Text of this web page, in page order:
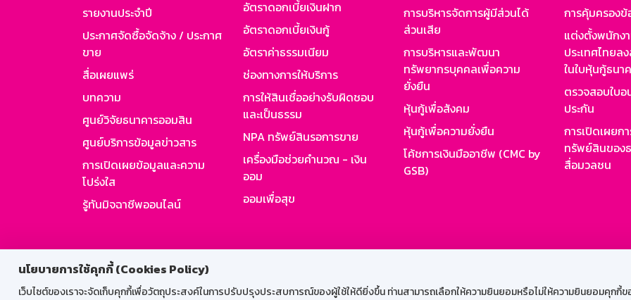
นโยบายการใช้คุกกี้ (Cookies Policy)
เว็บไซต์ของเราจะจัดเก็บคุกกี้เพื่อวัตถุประสงค์ในการปรับปรุงประสบการณ์ของผู้ใช้ให้ดียิ่งขึ้น ท่านสามารถเลือกให้ความยินยอมหรือไม่ให้ความยินยอมคุกกี้ข
รายงานประจำปี
ประกาศจัดซื้อจัดจ้าง / ประกาศ
ขาย
สื่อเผยแพร่
บทความ
ศูนย์วิจัยธนาคารออมสิน
ศูนย์บริการข้อมูลข่าวสาร
การเปิดเผยข้อมูลและความ
โปร่งใส
รู้ทันมิจฉาชีพออนไลน์
อัตราดอกเบี้ยเงินฝาก
อัตราดอกเบี้ยเงินกู้
อัตราค่าธรรมเนียม
ช่องทางการให้บริการ
การให้สินเชื่ออย่างรับผิดชอบ
และเป็นธรรม
NPA ทรัพย์สินรอการขาย
เครื่องมือช่วยคำนวณ - เงิน
ออม
ออมเพื่อสุข
การบริหารจัดการผู้มีส่วนได้
ส่วนเสีย
การบริหารและพัฒนา
ทรัพยากรบุคคลเพื่อความ
ยั่งยืน
หุ้นกู้เพื่อสังคม
หุ้นกู้เพื่อความยั่งยืน
โค้ชการเงินมืออาชีพ (CMC by
GSB)
การคุ้มครอง
แต่งตั้งพนักง
ประเทศไทยล
ในใบหุ้นกู้ธนา
ตรวจสอบใบ
ประกัน
การเปิดเผยก
ทรัพย์สินของ
สื่อมวลชน